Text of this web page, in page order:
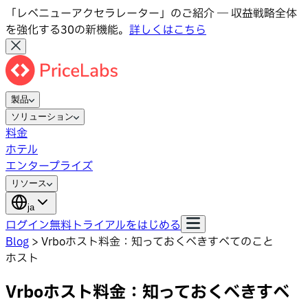
「レベニューアクセラレーター」のご紹介 ― 収益戦略全体
を強化する30の新機能。 詳しくはこちら
製品
ソリューション
料金
ホテル
エンタープライズ
リソース
ja
ログイン無料トライアルをはじめる
Blog > Vrboホスト料金：知っておくべきすべてのこと
ホスト
Vrboホスト料金：知っておくべきすべ